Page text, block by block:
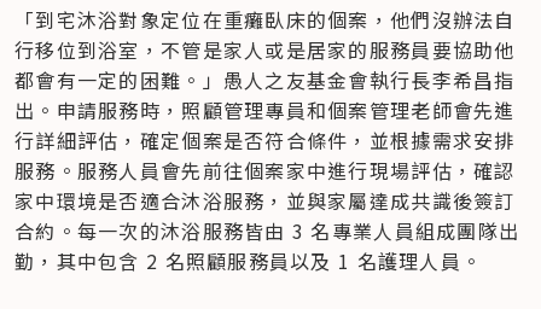
「到宅沐浴對象定位在重癱臥床的個案，他們沒辦法自
行移位到浴室，不管是家人或是居家的服務員要協助他
都會有一定的困難。」愚人之友基金會執行長李希昌指
出。申請服務時，照顧管理專員和個案管理老師會先進
行詳細評估，確定個案是否符合條件，並根據需求安排
服務。服務人員會先前往個案家中進行現場評估，確認
家中環境是否適合沐浴服務，並與家屬達成共識後簽訂
合約。每一次的沐浴服務皆由 3 名專業人員組成團隊出
勤，其中包含 2 名照顧服務員以及 1 名護理人員。